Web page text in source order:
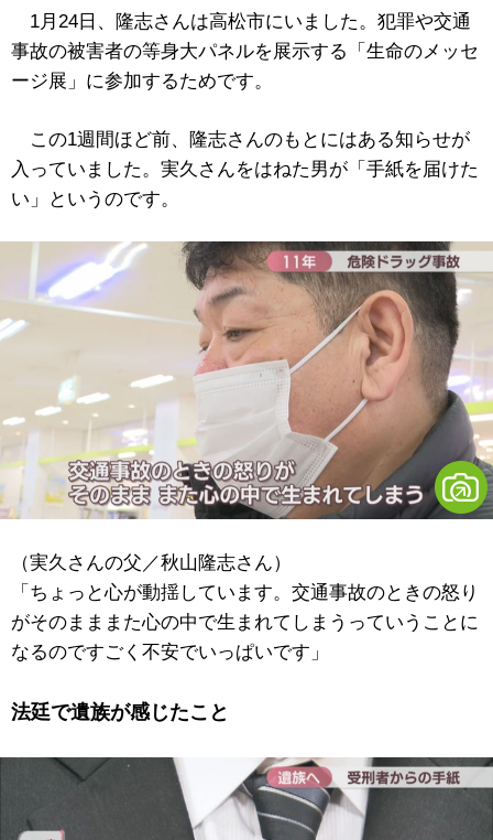
1月24日、隆志さんは高松市にいました。犯罪や交通
事故の被害者の等身大パネルを展示する「生命のメッセ
ージ展」に参加するためです。
この1週間ほど前、隆志さんのもとにはある知らせが
入っていました。実久さんをはねた男が「手紙を届けた
い」というのです。
（実久さんの父／秋山隆志さん）
「ちょっと心が動揺しています。交通事故のときの怒り
がそのまままた心の中で生まれてしまうっていうことに
なるのですごく不安でいっぱいです」
法廷で遺族が感じたこと